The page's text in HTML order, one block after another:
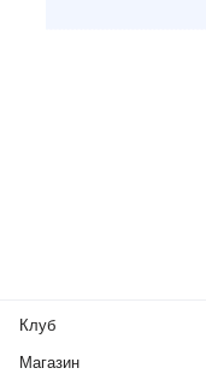
Клуб
Магазин